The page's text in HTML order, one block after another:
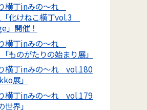
横丁inみの～れ
化けねこ横丁vol.3
」開催！
横丁inみの～れ
ものがたりの始まり展」
横丁inみの～れ vol.180
展」
横丁inみの～れ vol.179
世界」